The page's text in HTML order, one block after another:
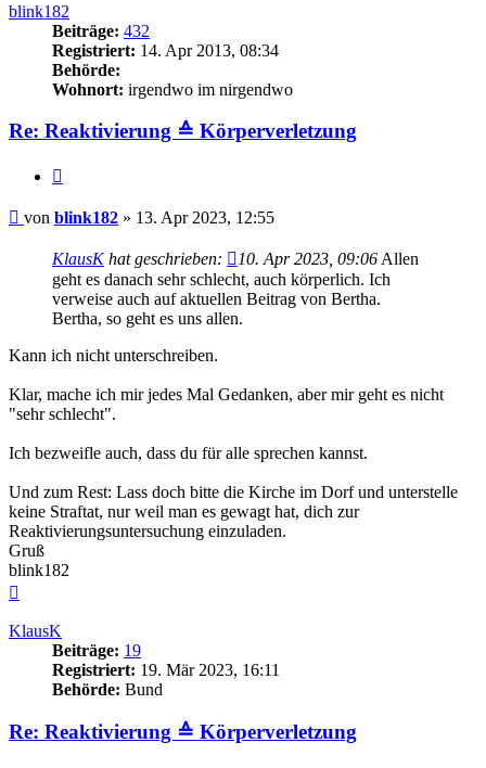
blink182
Beiträge: 432
Registriert: 14. Apr 2013, 08:34
Behörde:
Wohnort: irgendwo im nirgendwo
Re: Reaktivierung ≙ Körperverletzung
Beitrag
von blink182 » 13. Apr 2023, 12:55
KlausKhat geschrieben: 10. Apr 2023, 09:06 Allen
geht es danach sehr schlecht, auch körperlich. Ich
verweise auch auf aktuellen Beitrag von Bertha.
Bertha, so geht es uns allen.
Kann ich nicht unterschreiben.
Klar, mache ich mir jedes Mal Gedanken, aber mir geht es nicht
"sehr schlecht".
Ich bezweifle auch, dass du für alle sprechen kannst.
Und zum Rest: Lass doch bitte die Kirche im Dorf und unterstelle
keine Straftat, nur weil man es gewagt hat, dich zur
Reaktivierungsuntersuchung einzuladen.
Gruß
blink182
KlausK
Beiträge: 19
Registriert: 19. Mär 2023, 16:11
Behörde: Bund
Re: Reaktivierung ≙ Körperverletzung